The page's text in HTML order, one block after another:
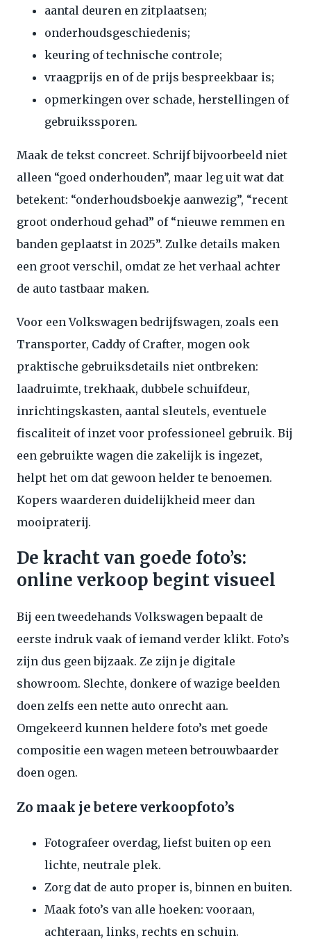
aantal deuren en zitplaatsen;
onderhoudsgeschiedenis;
keuring of technische controle;
vraagprijs en of de prijs bespreekbaar is;
opmerkingen over schade, herstellingen of
gebruikssporen.
Maak de tekst concreet. Schrijf bijvoorbeeld niet
alleen “goed onderhouden”, maar leg uit wat dat
betekent: “onderhoudsboekje aanwezig”, “recent
groot onderhoud gehad” of “nieuwe remmen en
banden geplaatst in 2025”. Zulke details maken
een groot verschil, omdat ze het verhaal achter
de auto tastbaar maken.
Voor een Volkswagen bedrijfswagen, zoals een
Transporter, Caddy of Crafter, mogen ook
praktische gebruiksdetails niet ontbreken:
laadruimte, trekhaak, dubbele schuifdeur,
inrichtingskasten, aantal sleutels, eventuele
fiscaliteit of inzet voor professioneel gebruik. Bij
een gebruikte wagen die zakelijk is ingezet,
helpt het om dat gewoon helder te benoemen.
Kopers waarderen duidelijkheid meer dan
mooipraterij.
De kracht van goede foto’s:
online verkoop begint visueel
Bij een tweedehands Volkswagen bepaalt de
eerste indruk vaak of iemand verder klikt. Foto’s
zijn dus geen bijzaak. Ze zijn je digitale
showroom. Slechte, donkere of wazige beelden
doen zelfs een nette auto onrecht aan.
Omgekeerd kunnen heldere foto’s met goede
compositie een wagen meteen betrouwbaarder
doen ogen.
Zo maak je betere verkoopfoto’s
Fotografeer overdag, liefst buiten op een
lichte, neutrale plek.
Zorg dat de auto proper is, binnen en buiten.
Maak foto’s van alle hoeken: vooraan,
achteraan, links, rechts en schuin.